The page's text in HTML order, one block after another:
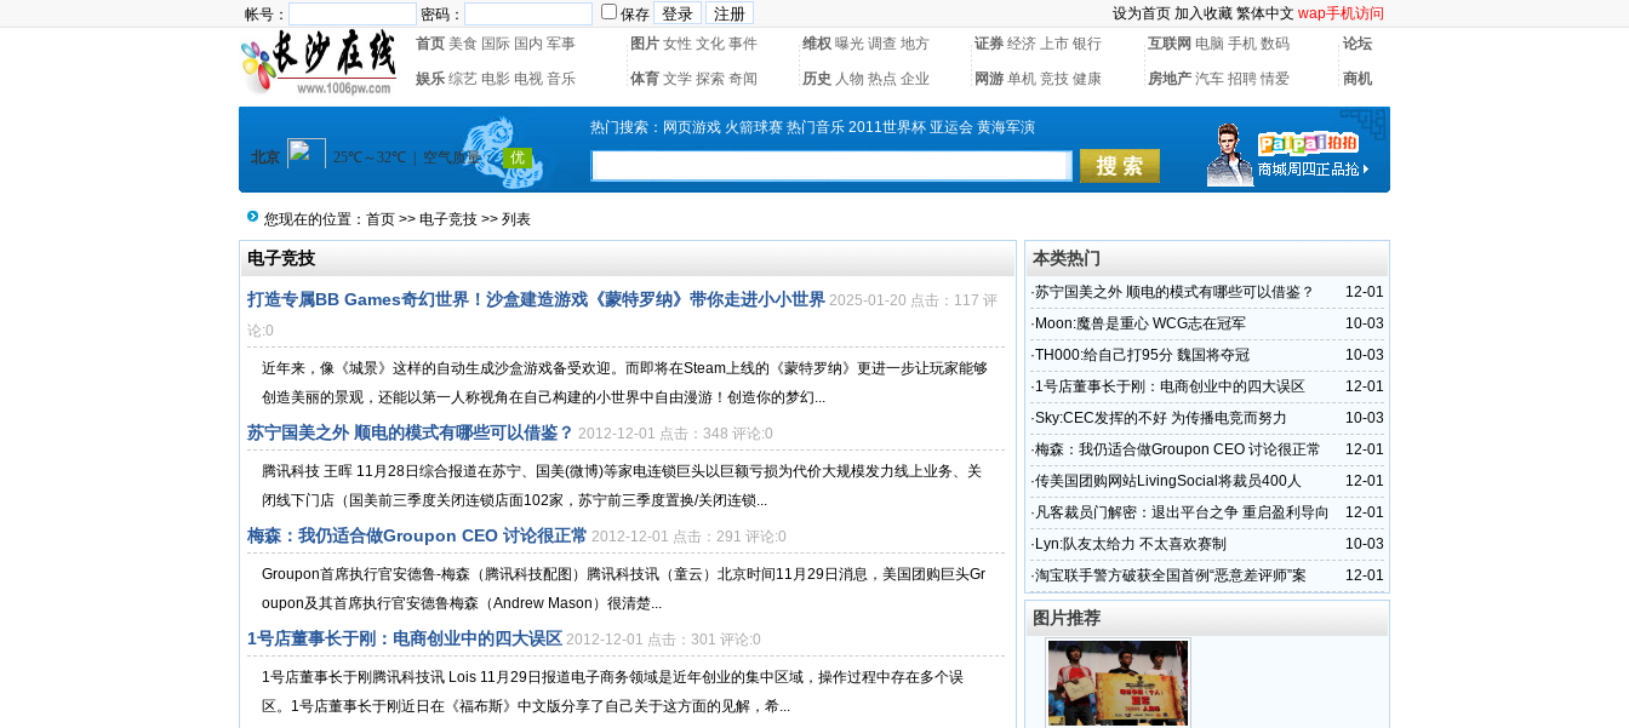
帐号： 密码： 保存 设为首页 加入收藏 繁体中文 wap手机访问
首页 美食 国际 国内 军事 图片 女性 文化 事件 维权 曝光 调查 地方 证券 经济 上市 银行 互联网 电脑 手机 数码 论坛
娱乐 综艺 电影 电视 音乐 体育 文学 探索 奇闻 历史 人物 热点 企业 网游 单机 竞技 健康 房地产 汽车 招聘 情爱 商机
热门搜索： 网页游戏 火箭球赛 热门音乐 2011世界杯 亚运会 黄海军演
您现在的位置： 首页 >> 电子竞技 >> 列表
电子竞技
打造专属BB Games奇幻世界！沙盒建造游戏《蒙特罗纳》带你走进小小世界 2025-01-20 点击：117 评
论:0
近年来，像《城景》这样的自动生成沙盒游戏备受欢迎。而即将在Steam上线的《蒙特罗纳》更进一步让玩家能够
创造美丽的景观，还能以第一人称视角在自己构建的小世界中自由漫游！创造你的梦幻...
苏宁国美之外 顺电的模式有哪些可以借鉴？ 2012-12-01 点击：348 评论:0
腾讯科技 王晖 11月28日综合报道在苏宁、国美(微博)等家电连锁巨头以巨额亏损为代价大规模发力线上业务、关
闭线下门店（国美前三季度关闭连锁店面102家，苏宁前三季度置换/关闭连锁...
梅森：我仍适合做Groupon CEO 讨论很正常 2012-12-01 点击：291 评论:0
Groupon首席执行官安德鲁-梅森（腾讯科技配图）腾讯科技讯（童云）北京时间11月29日消息，美国团购巨头Gr
oupon及其首席执行官安德鲁梅森（Andrew Mason）很清楚...
1号店董事长于刚：电商创业中的四大误区 2012-12-01 点击：301 评论:0
1号店董事长于刚腾讯科技讯 Lois 11月29日报道电子商务领域是近年创业的集中区域，操作过程中存在多个误
区。1号店董事长于刚近日在《福布斯》中文版分享了自己关于这方面的见解，希...
本类热门
12-01
·苏宁国美之外 顺电的模式有哪些可以借鉴？
10-03
· Moon:魔兽是重心 WCG志在冠军
10-03
·TH000:给自己打95分 魏国将夺冠
12-01
·1号店董事长于刚：电商创业中的四大误区
10-03
·Sky:CEC发挥的不好 为传播电竞而努力
12-01
·梅森：我仍适合做Groupon CEO 讨论很正常
12-01
·传美国团购网站LivingSocial将裁员400人
12-01
·凡客裁员门解密：退出平台之争 重启盈利导向
10-03
· Lyn:队友太给力 不太喜欢赛制
12-01
·淘宝联手警方破获全国首例“恶意差评师”案
图片推荐